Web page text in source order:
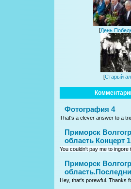
[День
[Старый
Фотография 4
That's a clever answer to a
Приморск
область Концерт
You couldn't pay me to ingore
Приморск
Hey, that's porewful. Thanks